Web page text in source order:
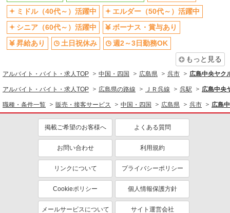
ミドル（40代～）活躍中
エルダー（50代～）活躍中
シニア（60代～）活躍中
ボーナス・賞与あり
昇給あり
土日祝休み
週2～3日勤務OK
もっと見る
アルバイト・バイト・求人TOP 中国・四国 広島県 呉市 広島中央ヤク
アルバイト・バイト・求人TOP 広島県の路線 ＪＲ呉線 呉駅 広島中央
職種・条件一覧 販売・接客サービス 中国・四国 広島県 呉市 広島
掲載ご希望のお客様へ よくある質問
お問い合わせ 利用規約
リンクについて プライバシーポリシー
Cookieポリシー 個人情報保護方針
メールサービスについて サイト運営会社